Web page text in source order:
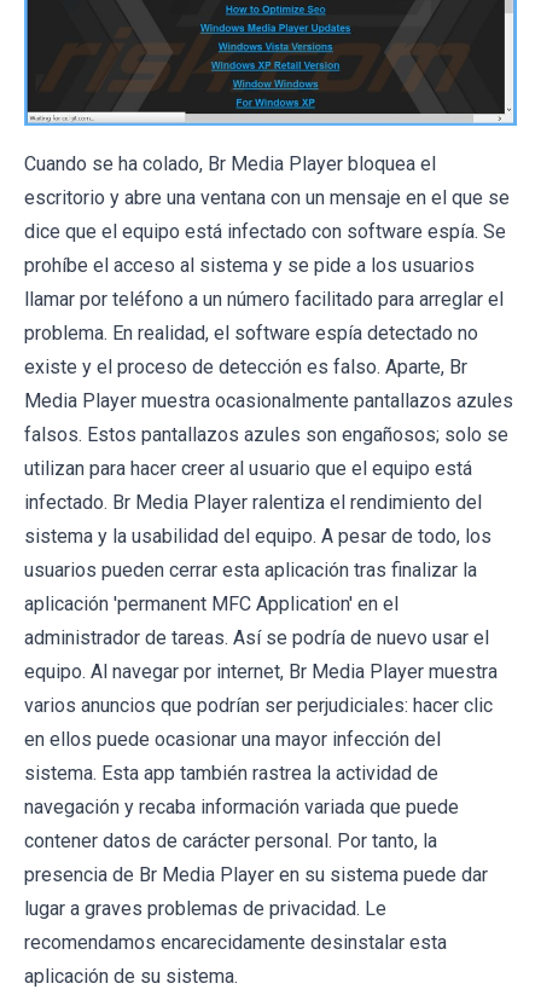
Cuando se ha colado, Br Media Player bloquea el
escritorio y abre una ventana con un mensaje en el que se
dice que el equipo está infectado con software espía. Se
prohíbe el acceso al sistema y se pide a los usuarios
llamar por teléfono a un número facilitado para arreglar el
problema. En realidad, el software espía detectado no
existe y el proceso de detección es falso. Aparte, Br
Media Player muestra ocasionalmente pantallazos azules
falsos. Estos pantallazos azules son engañosos; solo se
utilizan para hacer creer al usuario que el equipo está
infectado. Br Media Player ralentiza el rendimiento del
sistema y la usabilidad del equipo. A pesar de todo, los
usuarios pueden cerrar esta aplicación tras finalizar la
aplicación 'permanent MFC Application' en el
administrador de tareas. Así se podría de nuevo usar el
equipo. Al navegar por internet, Br Media Player muestra
varios anuncios que podrían ser perjudiciales: hacer clic
en ellos puede ocasionar una mayor infección del
sistema. Esta app también rastrea la actividad de
navegación y recaba información variada que puede
contener datos de carácter personal. Por tanto, la
presencia de Br Media Player en su sistema puede dar
lugar a graves problemas de privacidad. Le
recomendamos encarecidamente desinstalar esta
aplicación de su sistema.